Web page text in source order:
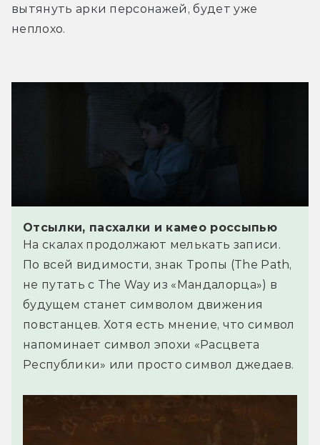
вытянуть арки персонажей, будет уже
неплохо.
Отсылки, пасхалки и камео россыпью
На скалах продолжают мелькать записи.
По всей видимости, знак Тропы (The Path,
не путать с The Way из «Мандалорца») в
будущем станет символом движения
повстанцев. Хотя есть мнение, что символ
напоминает символ эпохи «Расцвета
Республики» или просто символ джедаев.